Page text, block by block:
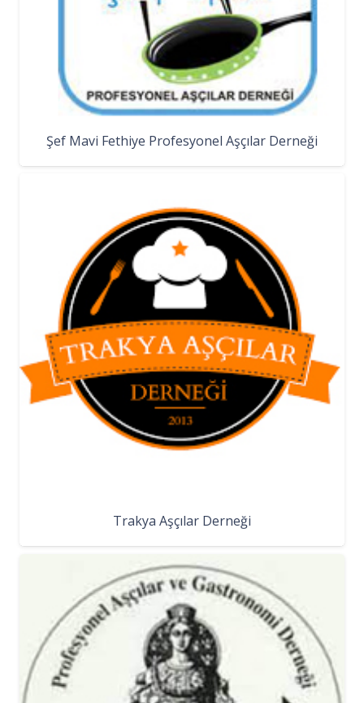
Şef Mavi Fethiye Profesyonel Aşçılar Derneği
Trakya Aşçılar Derneği